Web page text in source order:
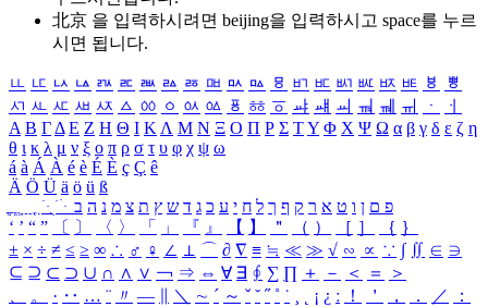
北京 을 입력하시려면 beijing을 입력하시고 space를 누르
시면 됩니다.
ㅥ ㅦ ㅧ ㅨ ㅩ ㅪ ㅫ ㅬ ㅭ ㅮ ㅯ ㅰ ㅱ ㅲ ㅳ ㅴ ㅵ ㅶ ㅷ ㅸ
ㅹ
ㅺ ㅻ ㅼ ㅽ ㅾ ㅿ ㆀ ㆁ ㆂ ㆃ ㆄ ㆅ ㆆ ㆇ ㆈ ㆉ ㆊ ㆋ ㆌ ㆍ
ㆎ
Α Β ΓΔ Ε Ζ Η Θ Ι ΚΛ Μ Ν Ξ Ο Π Ρ Σ ΤΥ Φ Χ Ψ Ω α β γ δ ε ζ η
θ ι κ λ μ ν ξ ο π ρ σ τ υ φ χ ψ ω
á à Á À é è É È ç Ç ê
Ä Ö Ü ä ö ü ß
ִֶֹ ֻּ ׁׂ פ ם ן ו ט א ר ק ף ך ל ח י ע כ ג ד ש ץ ת צ מ נ ה ב
‘ ’ “ ” 〔 〕 〈 〉 「 」 『 』 【 】 ＂ （ ） ［ ］ ｛ ｝
± × ÷ ≠ ≤ ≥ ∞ ∴ ♂ ♀ ∠ ⊥ ⌒ ∂ ∇ ≡ ≒ ≪ ≫ √ ∽ ∝ ∵ ∫ ∬ ∈ ∋
⊆ ⊇ ⊂ ⊃ ∪ ∩ ∧ ∨ ￢ ⇒ ⇔ ∀ ∃ ∮ ∑ ∏ ＋ － ＜ ＝
＞
、
。 · ‥ … ¨ 〃 ― ＼ ∼ ´ ～ ˇ ˘ ˝ ˚ ˙ ¸ ¡ ¿ ː ！ ＇ ， ． ／
：